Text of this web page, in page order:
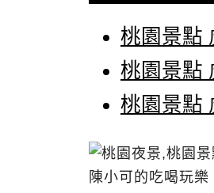
桃園景點
桃園景點
桃園景點